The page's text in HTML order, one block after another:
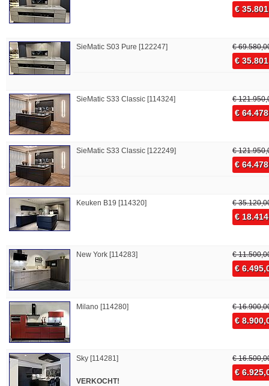
€
SieMatic S03 Pure [122247] €
€
SieMatic S33 Classic [114324] €
€
SieMatic S33 Classic [122249] €
€
Keuken B19 [114320] €
€
New York [114283] €
€
Milano [114280] €
€
Sky [114281]
VERKOCHT!
€
€